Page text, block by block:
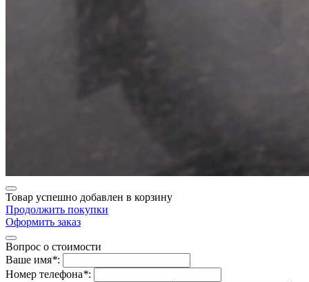
Товар успешно добавлен в корзину
Продолжить покупки
Оформить заказ
Вопрос о стоимости
Ваше имя*:
Номер телефона*: